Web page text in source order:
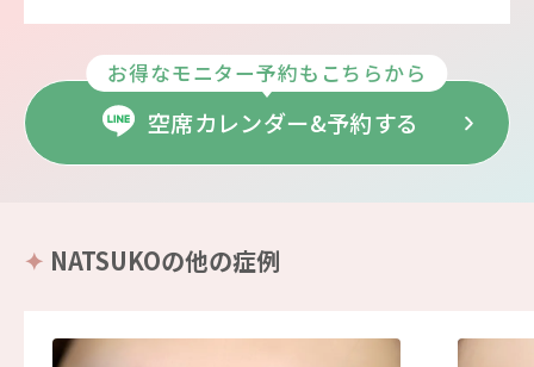
お得なモニター予約もこちらから
空席カレンダー&予約する
NATSUKOの他の症例